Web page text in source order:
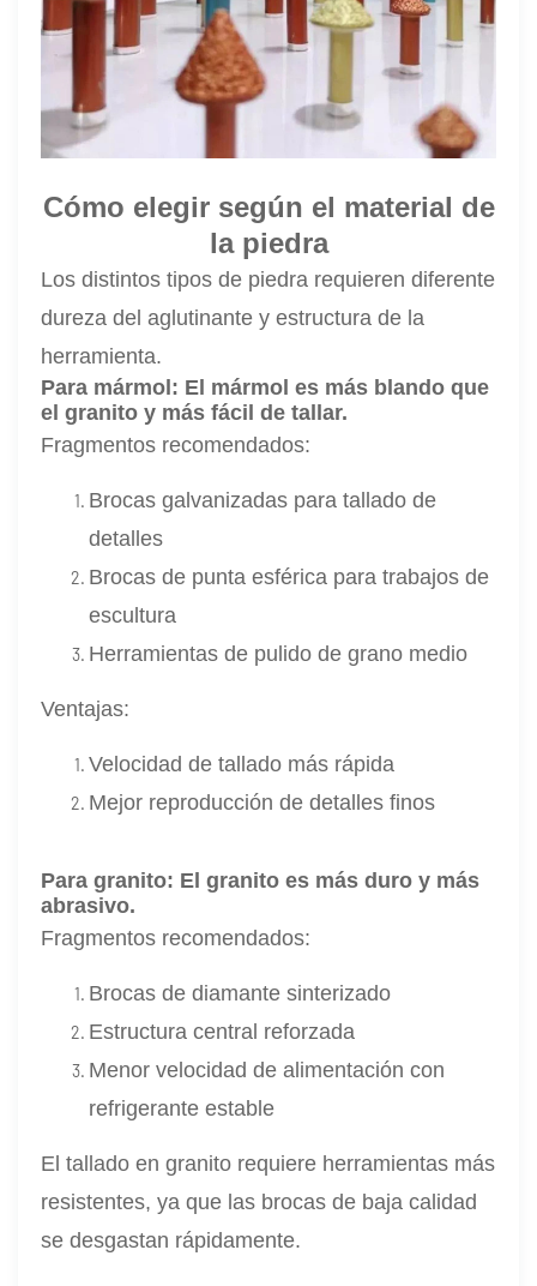
Cómo elegir según el material de
la piedra
Los distintos tipos de piedra requieren diferente
dureza del aglutinante y estructura de la
herramienta.
Para mármol: El mármol es más blando que
el granito y más fácil de tallar.
Fragmentos recomendados:
Brocas galvanizadas para tallado de
detalles
Brocas de punta esférica para trabajos de
escultura
Herramientas de pulido de grano medio
Ventajas:
Velocidad de tallado más rápida
Mejor reproducción de detalles finos
Para granito: El granito es más duro y más
abrasivo.
Fragmentos recomendados:
Brocas de diamante sinterizado
Estructura central reforzada
Menor velocidad de alimentación con
refrigerante estable
El tallado en granito requiere herramientas más
resistentes, ya que las brocas de baja calidad
se desgastan rápidamente.